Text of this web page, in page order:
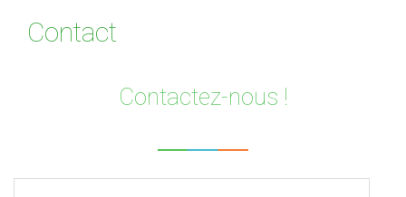
Contact
Contactez-nous !